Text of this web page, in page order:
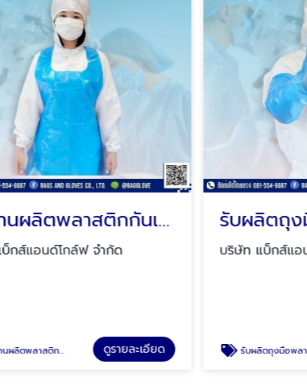
โรงงานผลิตพลาสติกกันเปื้อน
ล์ฟ จำกัด
ดูรายละเอียด
บริษัท แบ็กส์แอนด์โกล์ฟ จำ
รับผลิตถุงมือพลาสติกOEM ดู